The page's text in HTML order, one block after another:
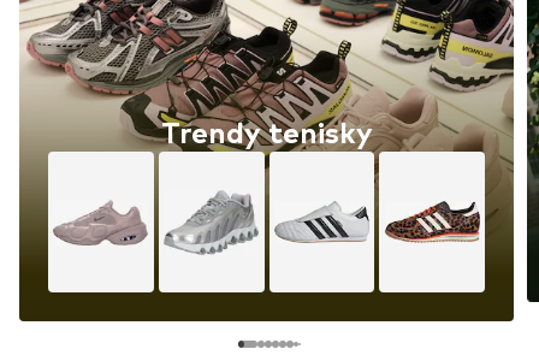
Trendy tenisky